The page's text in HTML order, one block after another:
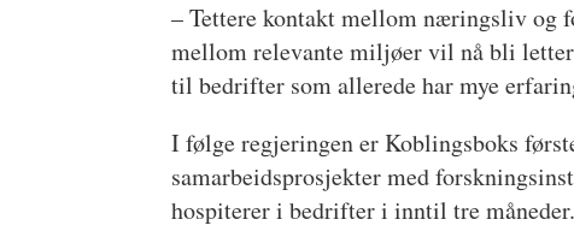
– Tettere kontakt mellom næringsliv og
mellom relevante miljøer vil nå bli
til bedrifter som allerede har mye
I følge regjeringen er Koblingsboks
samarbeidsprosjekter med
hospiterer i bedrifter i inntil tre måneder.